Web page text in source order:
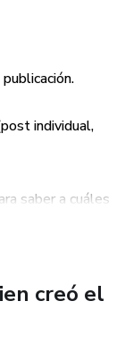
individual,
saber a cuáles
y su barra
creó el